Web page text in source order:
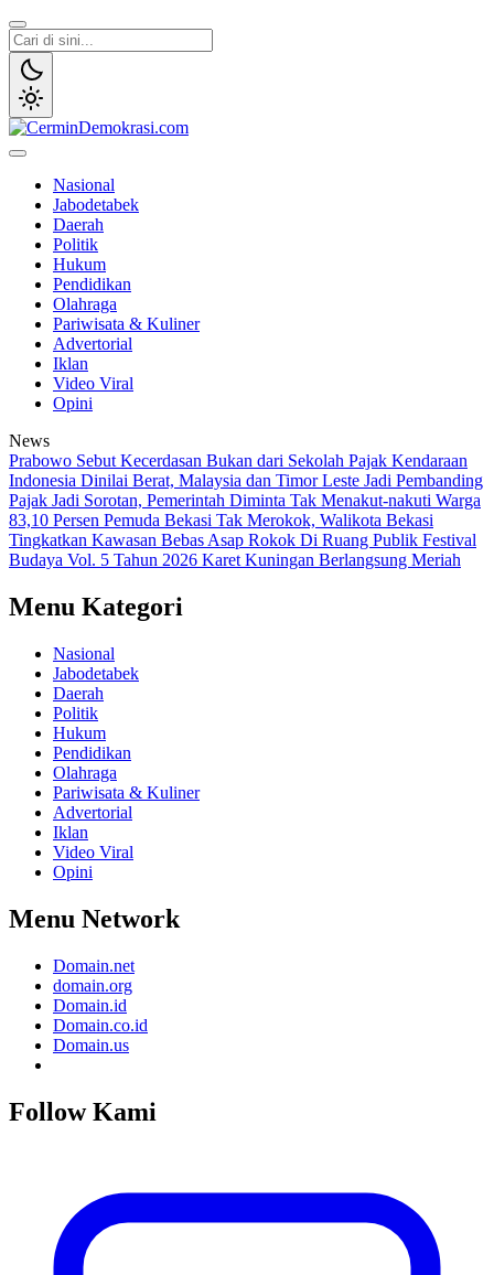
Lewati
ke
konten
Nasional
Jabodetabek
Daerah
Politik
Hukum
Pendidikan
Olahraga
Pariwisata & Kuliner
Advertorial
Iklan
Video Viral
Opini
News
Prabowo Sebut Kecerdasan Bukan dari Sekolah Pajak Kendaraan
Indonesia Dinilai Berat, Malaysia dan Timor Leste Jadi Pembanding
Pajak Jadi Sorotan, Pemerintah Diminta Tak Menakut-nakuti Warga
83,10 Persen Pemuda Bekasi Tak Merokok, Walikota Bekasi
Tingkatkan Kawasan Bebas Asap Rokok Di Ruang Publik Festival
Budaya Vol. 5 Tahun 2026 Karet Kuningan Berlangsung Meriah
Menu Kategori
Nasional
Jabodetabek
Daerah
Politik
Hukum
Pendidikan
Olahraga
Pariwisata & Kuliner
Advertorial
Iklan
Video Viral
Opini
Menu Network
Domain.net
domain.org
Domain.id
Domain.co.id
Domain.us
Follow Kami